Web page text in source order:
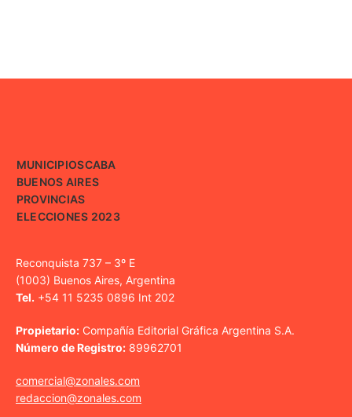
MUNICIPIOSCABA
BUENOS AIRES
PROVINCIAS
ELECCIONES 2023
Reconquista 737 – 3º E
(1003) Buenos Aires, Argentina
Tel. +54 11 5235 0896 Int 202
Propietario: Compañía Editorial Gráfica Argentina S.A.
Número de Registro: 89962701
comercial@zonales.com
redaccion@zonales.com